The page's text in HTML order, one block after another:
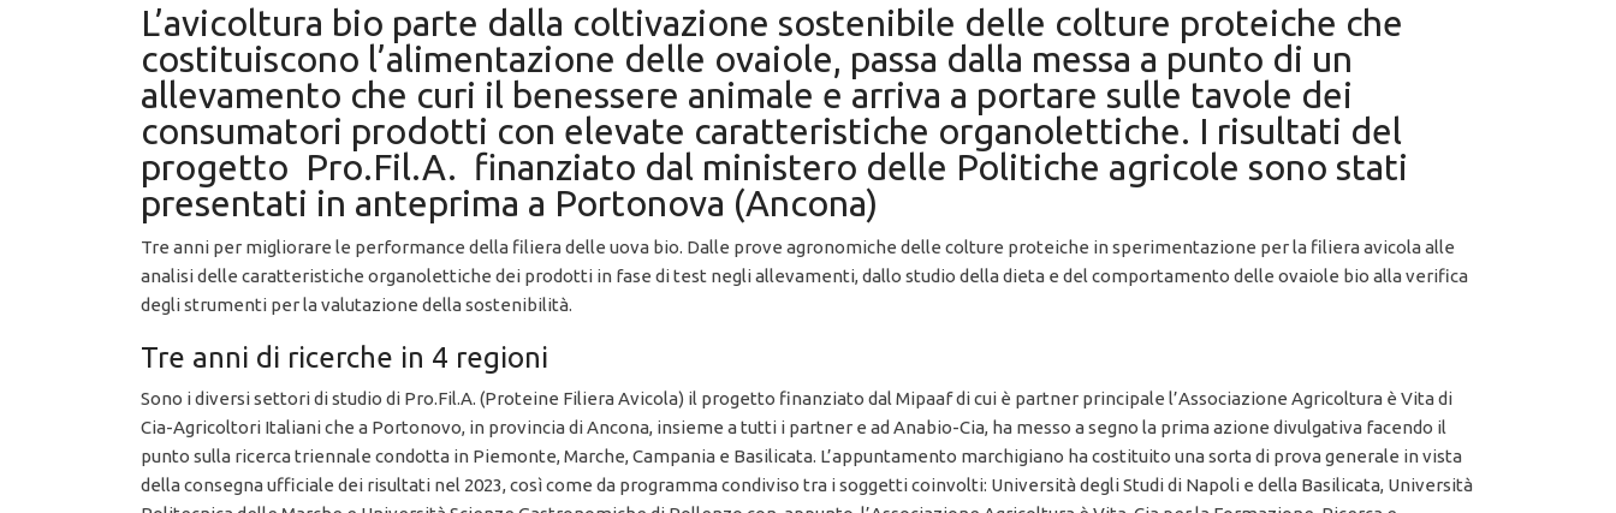
L’avicoltura bio parte dalla coltivazione sostenibile delle colture proteiche che
costituiscono l’alimentazione delle ovaiole, passa dalla messa a punto di un
allevamento che curi il benessere animale e arriva a portare sulle tavole dei
consumatori prodotti con elevate caratteristiche organolettiche. I risultati del
progetto Pro.Fil.A. finanziato dal ministero delle Politiche agricole sono stati
presentati in anteprima a Portonova (Ancona)
Tre anni per migliorare le performance della filiera delle uova bio. Dalle prove agronomiche delle colture proteiche in sperimentazione per la filiera avicola alle
analisi delle caratteristiche organolettiche dei prodotti in fase di test negli allevamenti, dallo studio della dieta e del comportamento delle ovaiole bio alla verifica
degli strumenti per la valutazione della sostenibilità.
Tre anni di ricerche in 4 regioni
Sono i diversi settori di studio di Pro.Fil.A. (Proteine Filiera Avicola) il progetto finanziato dal Mipaaf di cui è partner principale l’Associazione Agricoltura è Vita di
Cia-Agricoltori Italiani che a Portonovo, in provincia di Ancona, insieme a tutti i partner e ad Anabio-Cia, ha messo a segno la prima azione divulgativa facendo il
punto sulla ricerca triennale condotta in Piemonte, Marche, Campania e Basilicata. L’appuntamento marchigiano ha costituito una sorta di prova generale in vista
della consegna ufficiale dei risultati nel 2023, così come da programma condiviso tra i soggetti coinvolti: Università degli Studi di Napoli e della Basilicata, Università